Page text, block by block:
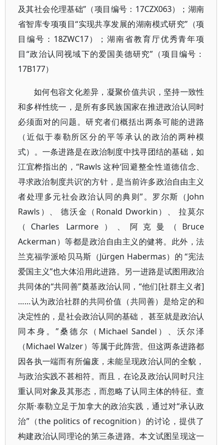
及其社会伦理基础”（项目编号：17CZX063）；湖南
省智库专项项目“实现共享发展的湖南模式研究”（项
目编号：18ZWC17）；湖南省教育厅优秀青年项
目“政治认同视域下的爱国美德研究”（项目编号：
17B177）
如何包容文化差异，凝聚价值共识，坚持一致性
和多样性统一，是所有多民族国家在推进政治认同时
必须面对的问题。研究者们概括出两条可能的进路
（近似于泰勒所区分的平等承认的政治的两种模
式）。一条进路是在政治制度中找寻团结的基础，如
江宜桦指出的，“Rawls 这种‘回避整全性道德信念、
寻求政治制度共识’的方针，是当前许多政治自由主义
者处理多元社会政治认同的典则”。罗尔斯（John
Rawls）、 德沃金（Ronald Dworkin）、 拉莫尔
（Charles Larmore）、阿克曼（Bruce
Ackerman）等都是政治自由主义的健将。此外，法
兰克福学派哈贝马斯（Jürgen Habermas）的 “宪法
爱国主义”也大体沿用此进路。另一进路是试图用政治
共同体的“共同善”奠基政治认同，“他们[社群主义者]
……认为政治社群的共同价值（共同善）是给定的和
决定性的，是社会政治认同的基础， 甚至就是政治认
同本身。”桑德尔（Michael Sandel）、沃尔泽
（Michael Walzer）等属于此阵营。但这两条进路都
因各执一端而有所偏废，未能呈现政治认同的全貌，
与政治实践不甚相符。而且，在论及政治认同时只注
重认同对象及其形态，而忽略了认同主体的特征。查
尔斯·泰勒立足于加拿大的政治实践，通过对“承认政
治”（the politics of recognition）的讨论，提供了
构建政治认同理论的第三条进路。本文试图呈现这一